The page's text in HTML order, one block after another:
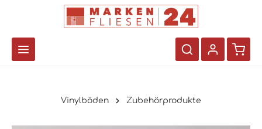
Vinylböden Zubehörprodukte